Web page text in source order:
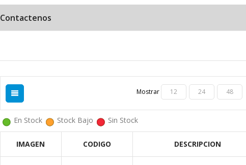
Contactenos
Mostrar 12 24 48
En Stock Stock Bajo Sin Stock
IMAGEN CODIGO DESCRIPCION